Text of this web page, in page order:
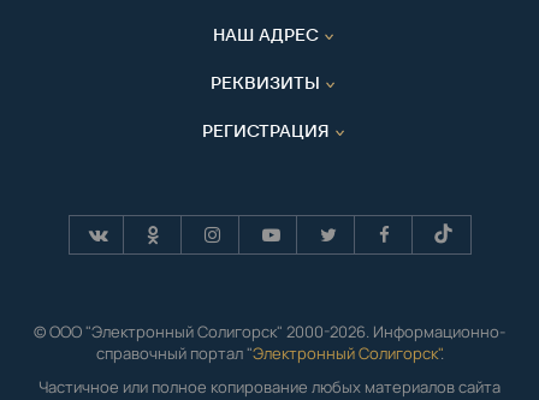
НАШ АДРЕС
РЕКВИЗИТЫ
РЕГИСТРАЦИЯ
© ООО "Электронный Солигорск" 2000-2026. Информационно-
справочный портал "Электронный Солигорск".
Частичное или полное копирование любых материалов сайта